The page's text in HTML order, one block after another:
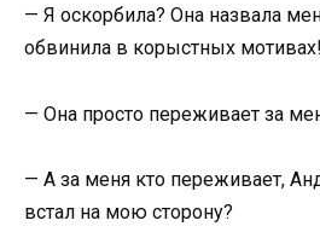
— Я оскорбила? Она назвала
обвинила в корыстных мотивах!
— Она просто переживает за
— А за меня кто переживает,
встал на мою сторону?